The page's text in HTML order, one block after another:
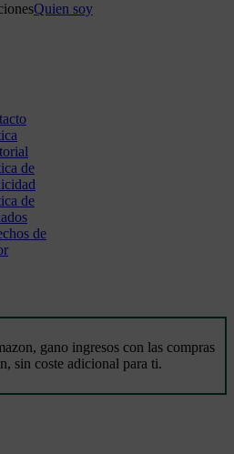
Quien soy
de
de
de
gano ingresos con las compras
sin coste adicional para ti.